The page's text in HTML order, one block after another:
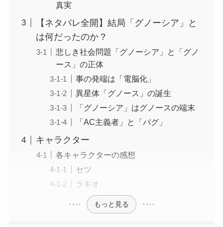
真実
【ネタバレ全開】結局「グノーシア」と
は何だったのか？
悲しき社会問題「グノーシア」と「グノ
ース」の正体
事の発端は「電脳化」
異星体「グノース」の誕生
「グノーシア」はグノースの端末
「AC主義者」と「バグ」
キャラクター
各キャラクターの感想
セツ
ラキオ
もっと見る